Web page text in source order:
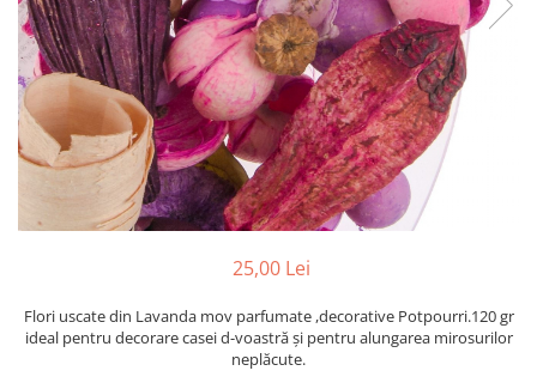
Perne decorative
Recipiente pentru lichide
Textile Bucatarie
Fete de masa
Prosoape si lavete
Perne sezut
25,00 Lei
Flori uscate din Lavanda mov parfumate ,decorative Potpourri.120 gr
ideal pentru decorare casei d-voastră și pentru alungarea mirosurilor
neplăcute.